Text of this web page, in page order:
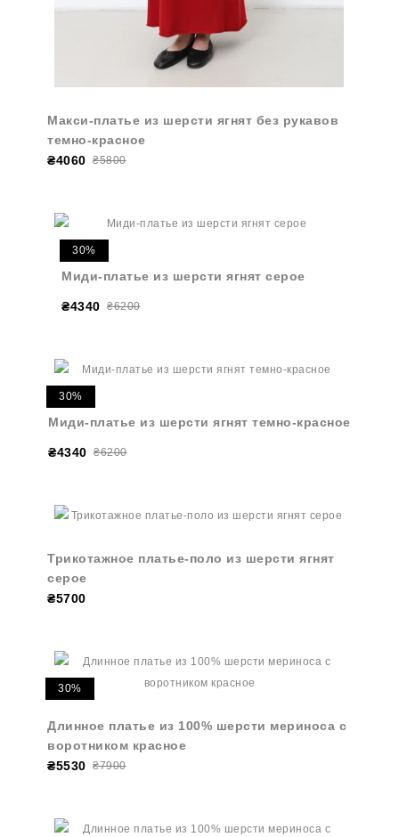
Макси-платье из шерсти ягнят без рукавов
темно-красное
₴4060 ₴5800
30%
Миди-платье из шерсти ягнят серое
₴4340 ₴6200
30%
Миди-платье из шерсти ягнят темно-красное
₴4340 ₴6200
Трикотажное платье-поло из шерсти ягнят
серое
₴5700
30%
Длинное платье из 100% шерсти мериноса с
воротником красное
₴5530 ₴7900